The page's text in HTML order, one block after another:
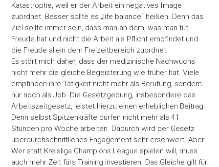
Katastrophe, weil er der Arbeit ein negatives Image
zuordnet. Besser sollte es „life balance“ heißen. Denn das
Ziel sollte immer sein, dass man an dem, was man tut,
Freude hat und nicht die Arbeit als Pflicht empfindet und
die Freude allein dem Freizeitbereich zuordnet.
Es stört mich daher, dass der medizinische Nachwuchs
nicht mehr die gleiche Begeisterung wie früher hat. Viele
empfinden ihre Tätigkeit nicht mehr als Berufung, sondern
nur noch als Job. Die Gesetzgebung, insbesondere das
Arbeitszeitgesetz, leistet hierzu einen erheblichen Beitrag.
Denn selbst Spitzenkräfte dürfen nicht mehr als 41
Stunden pro Woche arbeiten. Dadurch wird per Gesetz
überdurchschnittliches Engagement sehr erschwert. Aber:
Wer statt Kreisliga Champions League spielen will, muss
auch mehr Zeit fürs Training investieren. Das Gleiche gilt für